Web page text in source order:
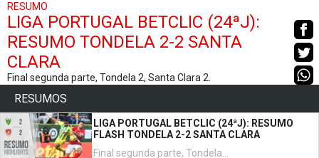
RESUMO
LIGA PORTUGAL BETCLIC (24ªJ):
RESUMO TONDELA 2-2 SANTA
CLARA
Final segunda parte, Tondela 2, Santa Clara 2.
RESUMOS
LIGA PORTUGAL BETCLIC (24ªJ): RESUMO
FLASH TONDELA 2-2 SANTA CLARA
Final segunda parte, Tondela 2, Santa Clara 2.